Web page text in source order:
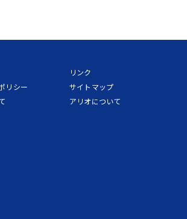
リシー
リンク
サイトマップ
アリオについて